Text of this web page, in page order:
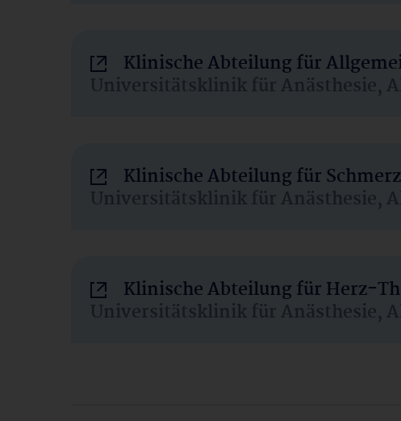
Klinische Abteilung für
Universitätsklinik für Anästhesie,
Klinische Abteilung für
Universitätsklinik für Anästhesie,
Klinische Abteilung für Herz-
Universitätsklinik für Anästhesie,